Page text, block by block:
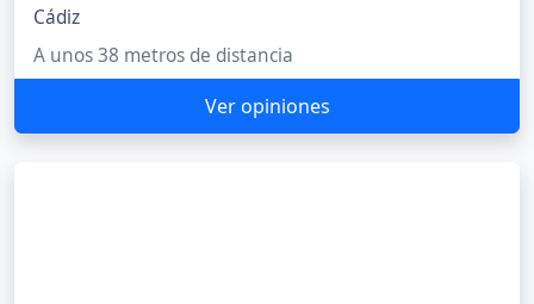
Cádiz
A unos 38 metros de distancia
Ver opiniones